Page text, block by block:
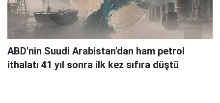
ABD'nin Suudi Arabistan'dan ham petrol
ithalatı 41 yıl sonra ilk kez sıfıra düştü